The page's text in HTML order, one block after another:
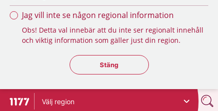
Jag vill inte se någon regional information
Obs! Detta val innebär att du inte ser regionalt innehåll
och viktig information som gäller just din region.
Stäng regionsväljaren
Stäng
Till startsidan för 1177
Välj region